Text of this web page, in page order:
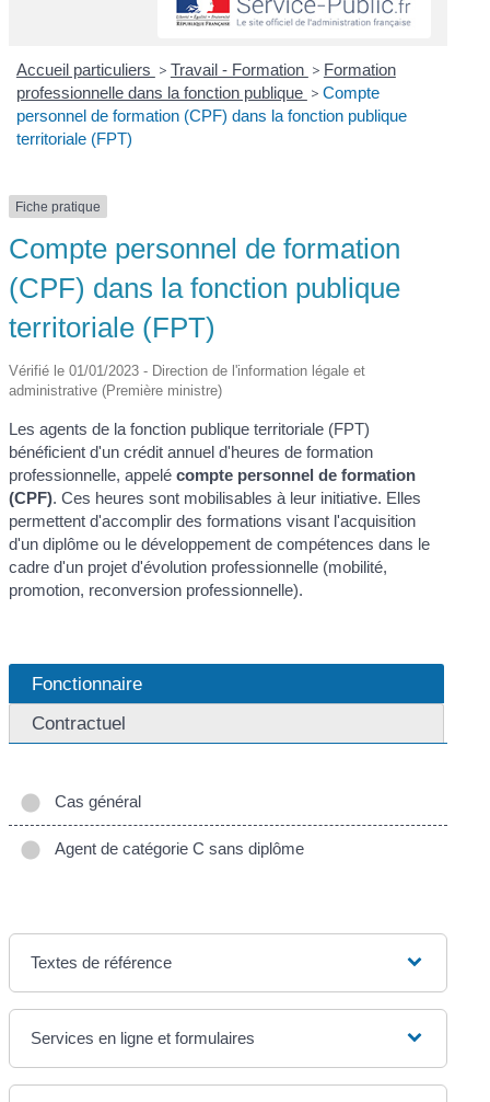
Accueil particuliers > Travail - Formation > Formation
professionnelle dans la fonction publique > Compte
personnel de formation (CPF) dans la fonction publique
territoriale (FPT)
Fiche pratique
Compte personnel de formation
(CPF) dans la fonction publique
territoriale (FPT)
Vérifié le 01/01/2023 - Direction de l'information légale et
administrative (Première ministre)
Les agents de la fonction publique territoriale (FPT)
bénéficient d'un crédit annuel d'heures de formation
professionnelle, appelécompte personnel de formation
(CPF). Ces heures sont mobilisables à leur initiative. Elles
permettent d'accomplir des formations visant l'acquisition
d'un diplôme ou le développement de compétences dans le
cadre d'un projet d'évolution professionnelle (mobilité,
promotion, reconversion professionnelle).
Fonctionnaire
Contractuel
Cas général
Agent de catégorie C sans diplôme
Textes de référence
Services en ligne et formulaires